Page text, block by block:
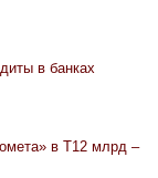
в банках
в Т12 млрд –